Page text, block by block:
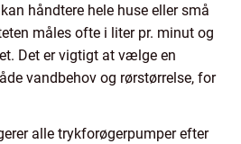
håndtere hele huse eller små
måles ofte i liter pr. minut og
Det er vigtigt at vælge en
vandbehov og rørstørrelse, for
alle trykforøgerpumper efter